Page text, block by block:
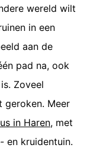
wereld wilt
in een
aan de
pad na, ook
Zoveel
geroken. Meer
in Haren, met
en kruidentuin.